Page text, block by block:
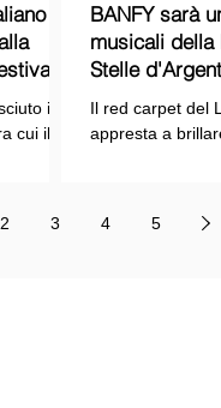
in
cui il
BANFY sarà
musicali della Finalissima delle
Stelle
Cinema
Il red carpet del
appresta a
Cinema Italiano
2 3 4 5